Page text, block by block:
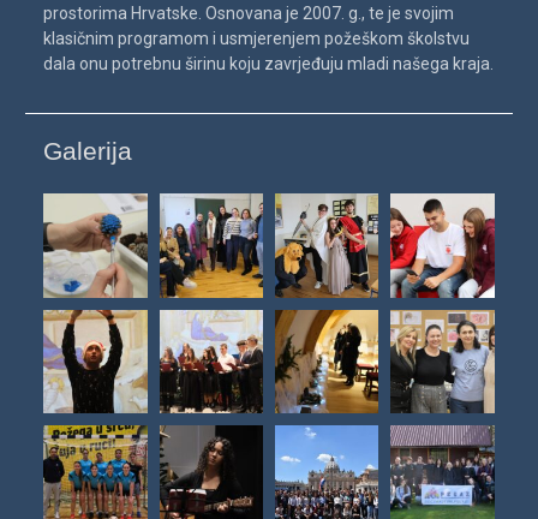
prostorima Hrvatske. Osnovana je 2007. g., te je svojim
klasičnim programom i usmjerenjem požeškom školstvu
dala onu potrebnu širinu koju zavrjeđuju mladi našega kraja.
Galerija